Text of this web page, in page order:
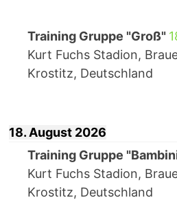
Training Gruppe "Groß"
Kurt Fuchs Stadion,
Krostitz, Deutschland
18. August 2026
Training Gruppe
Kurt Fuchs Stadion,
Krostitz, Deutschland